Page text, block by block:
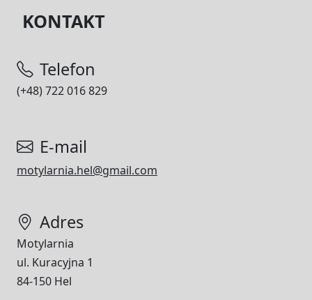
KONTAKT
Telefon
(+48) 722 016 829
E-mail
motylarnia.hel@gmail.com
Adres
Motylarnia
ul. Kuracyjna 1
84-150 Hel